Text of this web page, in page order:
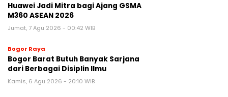
Huawei Jadi Mitra bagi Ajang GSMA
M360 ASEAN 2026
Jumat, 7 Agu 2026 - 00:42 WIB
Bogor Raya
Bogor Barat Butuh Banyak Sarjana
dari Berbagai Disiplin Ilmu
Kamis, 6 Agu 2026 - 20:10 WIB